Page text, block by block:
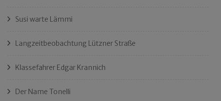
Susi warte Lämmi
Langzeitbeobachtung Lützner Straße
Klassefahrer Edgar Krannich
Der Name Tonelli